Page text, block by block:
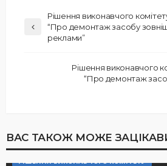
Рішення виконавчого
“Про демонтаж засобу
реклами”
Рішення виконавчого
“Про демонтаж
ВАС ТАКОЖ МОЖЕ